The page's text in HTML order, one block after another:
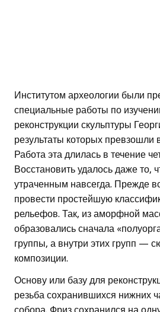
Институтом археологии были
специальные работы по
реконструкции скульптуры
результаты которых превзошли
Работа эта длилась в течение
Восстановить удалось даже то,
утраченным навсегда. Прежде
провести простейшую
рельефов. Так, из аморфной
образовались сначала
группы, а внутри этих групп —
композиции.
Основу или базу для
резьба сохранившихся нижних